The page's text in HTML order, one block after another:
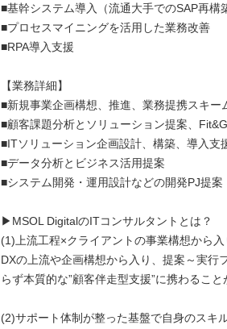
■基幹システム導入（流通大手でのSAP再構
■プロセスマイニングを活用した業務改善
■RPA導入支援
【業務詳細】
■新規事業企画構想、推進、業務提携スキー
■顧客課題分析とソリューション提案、
■ITソリューション企画設計、構築、導入支
■データ分析とビジネス活用提案
■システム開発・運用設計などの開発PJ提案
▶︎MSOL DigitalのITコンサルタントとは？
(1)上流工程×クライアントの事業構想から入
DXの上流や企画構想から入り、提案～実行
らず本質的な”顧客伴走型支援”に携わること
(2)サポート体制が整った基盤で自身のスキ